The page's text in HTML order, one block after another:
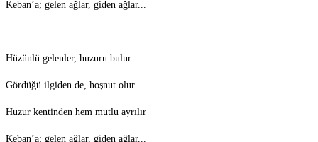
Keban’a; gelen ağlar, giden ağlar...
Hüzünlü gelenler, huzuru bulur
Gördüğü ilgiden de, hoşnut olur
Huzur kentinden hem mutlu ayrılır
Keban’a; gelen ağlar, giden ağlar...